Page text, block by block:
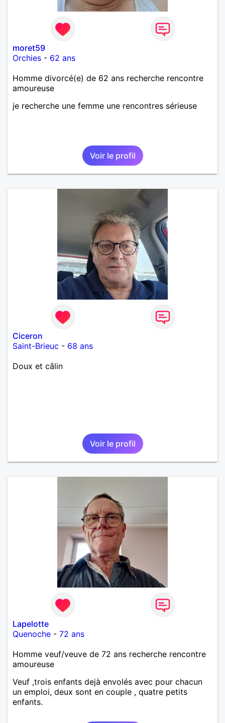
moret59
Orchies - 62 ans
Homme divorcé(e) de 62 ans recherche rencontre
amoureuse
je recherche une femme une rencontres sérieuse
Voir le profil
Ciceron
Saint-Brieuc - 68 ans
Doux et câlin
Voir le profil
Lapelotte
Quenoche - 72 ans
Homme veuf/veuve de 72 ans recherche rencontre
amoureuse
Veuf ,trois enfants dejà envolés avec pour chacun
un emploi, deux sont en couple , quatre petits
enfants.